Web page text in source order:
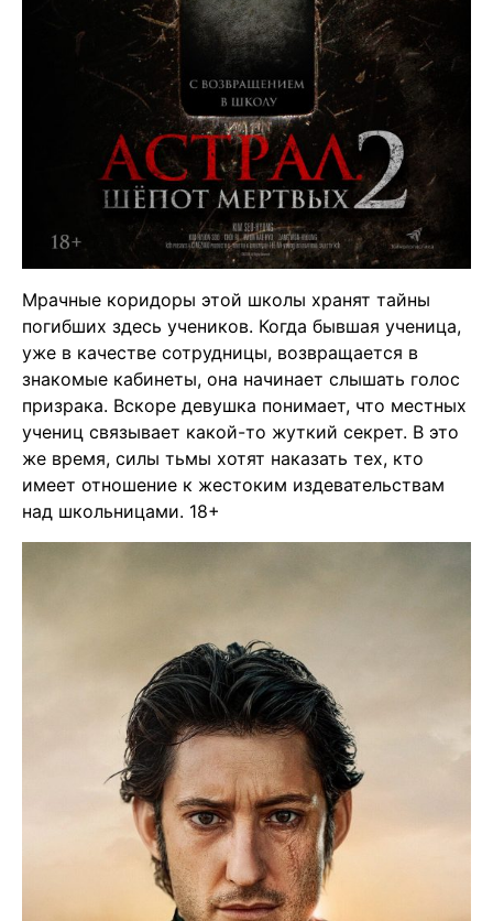
Мрачные коридоры этой школы хранят тайны
погибших здесь учеников. Когда бывшая ученица,
уже в качестве сотрудницы, возвращается в
знакомые кабинеты, она начинает слышать голос
призрака. Вскоре девушка понимает, что местных
учениц связывает какой-то жуткий секрет. В это
же время, силы тьмы хотят наказать тех, кто
имеет отношение к жестоким издевательствам
над школьницами. 18+